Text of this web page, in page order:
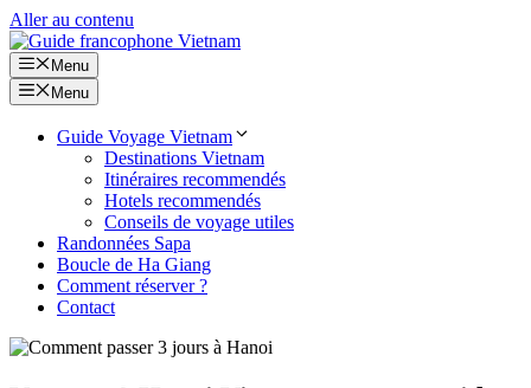
Aller au contenu
Menu
Menu
Guide Voyage Vietnam
Destinations Vietnam
Itinéraires recommendés
Hotels recommendés
Conseils de voyage utiles
Randonnées Sapa
Boucle de Ha Giang
Comment réserver ?
Contact